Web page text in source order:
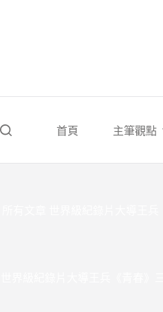
首頁 主筆觀點